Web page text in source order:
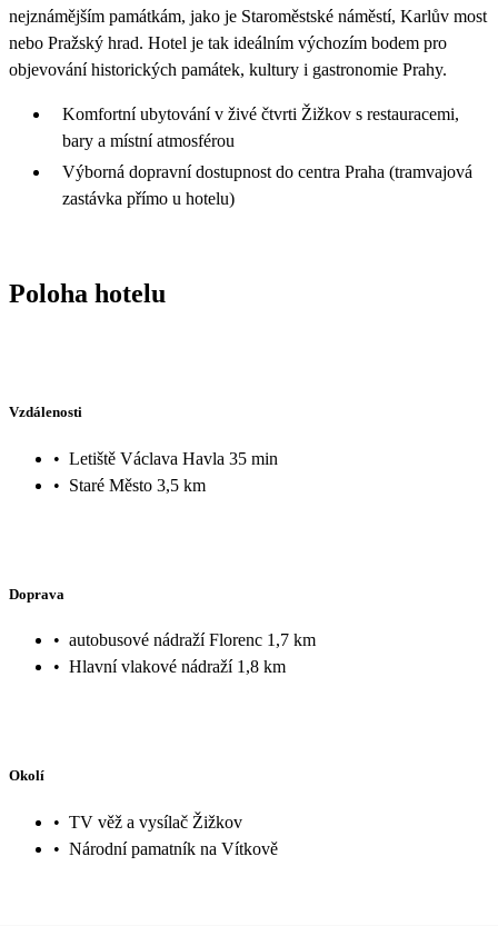
nejznámějším památkám, jako je Staroměstské náměstí, Karlův most
nebo Pražský hrad. Hotel je tak ideálním výchozím bodem pro
objevování historických památek, kultury i gastronomie Prahy.
Komfortní ubytování v živé čtvrti Žižkov s restauracemi,
bary a místní atmosférou
Výborná dopravní dostupnost do centra Praha (tramvajová
zastávka přímo u hotelu)
Poloha hotelu
Vzdálenosti
• Letiště Václava Havla 35 min
• Staré Město 3,5 km
Doprava
• autobusové nádraží Florenc 1,7 km
• Hlavní vlakové nádraží 1,8 km
Okolí
• TV věž a vysílač Žižkov
• Národní pamatník na Vítkově